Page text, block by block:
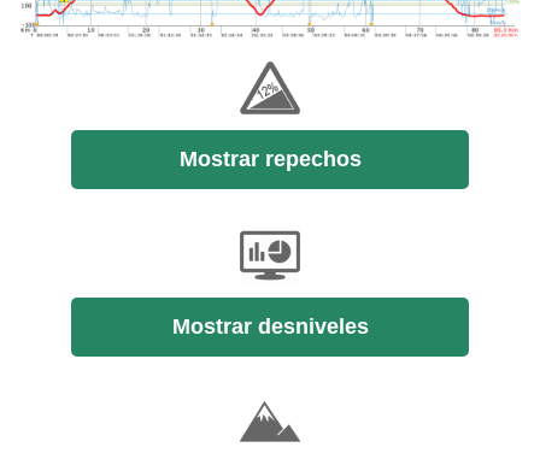
Mostrar repechos
Mostrar desniveles